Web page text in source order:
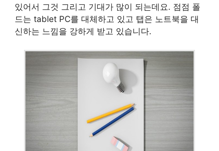
있어서 그것 그리고 기대가 많이 되는데요. 점점 폴
드는 tablet PC를 대체하고 있고 탭은 노트북을 대
신하는 느낌을 강하게 받고 있습니다.